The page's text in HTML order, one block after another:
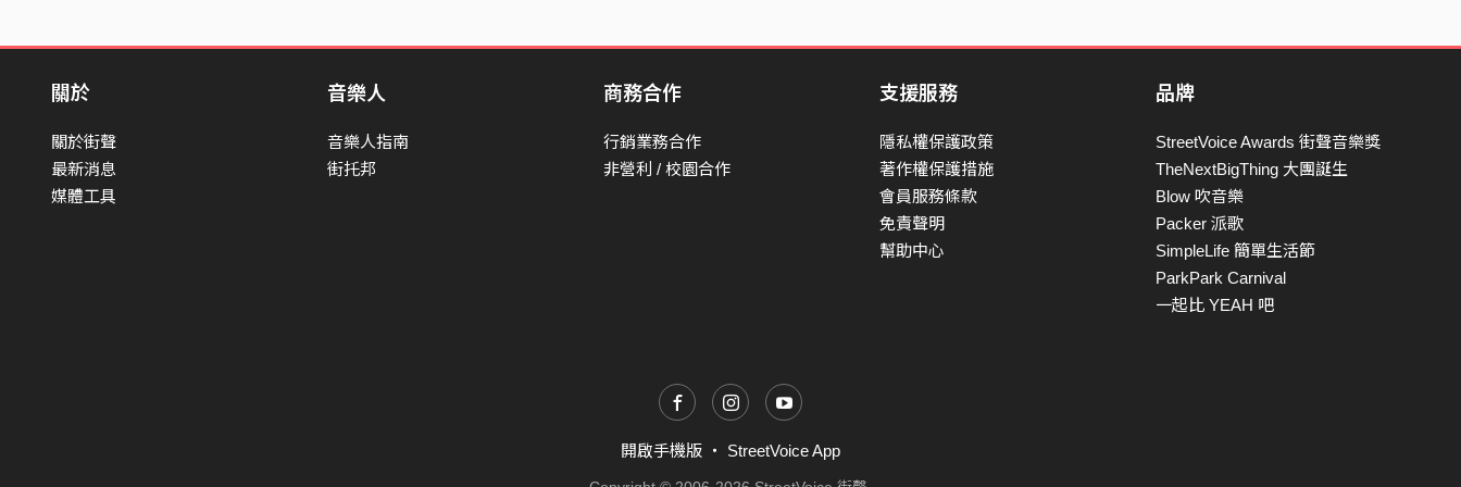
關於
關於街聲
最新消息
媒體工具
音樂人
音樂人指南
街托邦
商務合作
行銷業務合作
非營利 / 校園合作
支援服務
隱私權保護政策
著作權保護措施
會員服務條款
免責聲明
幫助中心
品牌
StreetVoice Awards 街聲音樂獎
TheNextBigThing 大團誕生
Blow 吹音樂
Packer 派歌
SimpleLife 簡單生活節
ParkPark Carnival
一起比 YEAH 吧
開啟手機版 ・ StreetVoice App